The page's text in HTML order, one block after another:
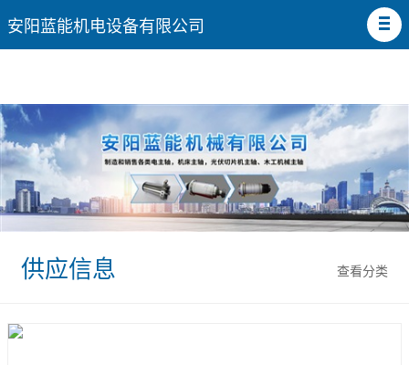
安阳蓝能机电设备有限公司
查看分类
供应信息